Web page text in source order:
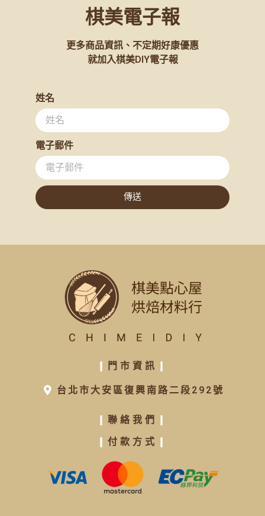
棋美電子報
更多商品資訊、不定期好康優惠
就加入棋美DIY電子報
姓名
電子郵件
傳送
門市資訊
台北市大安區復興南路二段292號
聯絡我們
付款方式